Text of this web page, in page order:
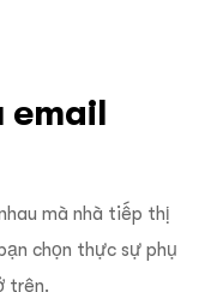
email
mà nhà tiếp thị
chọn thực sự phụ
trên.